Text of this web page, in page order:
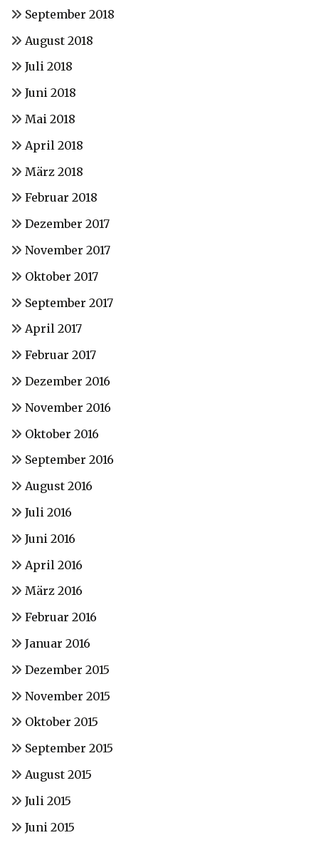
September 2018
August 2018
Juli 2018
Juni 2018
Mai 2018
April 2018
März 2018
Februar 2018
Dezember 2017
November 2017
Oktober 2017
September 2017
April 2017
Februar 2017
Dezember 2016
November 2016
Oktober 2016
September 2016
August 2016
Juli 2016
Juni 2016
April 2016
März 2016
Februar 2016
Januar 2016
Dezember 2015
November 2015
Oktober 2015
September 2015
August 2015
Juli 2015
Juni 2015